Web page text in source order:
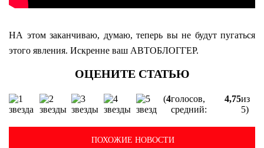
НА этом заканчиваю, думаю, теперь вы не будут пугаться
этого явления. Искренне ваш АВТОБЛОГГЕР.
(4голосов,
средний:
4,75из
5)
ПОХОЖИЕ НОВОСТИ